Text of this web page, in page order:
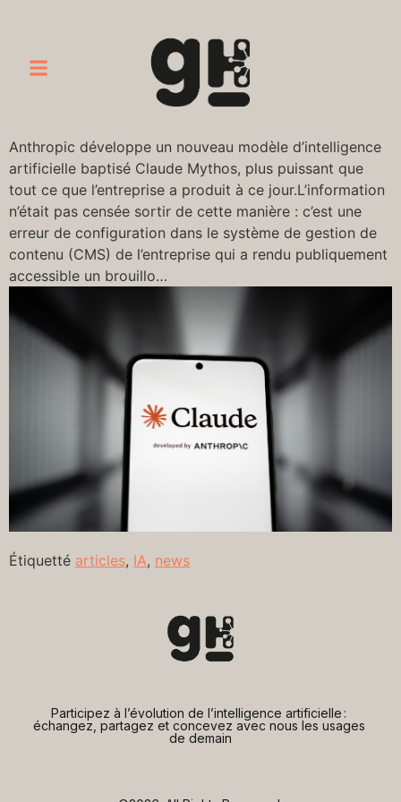
Anthropic développe un nouveau modèle d’intelligence
artificielle baptisé Claude Mythos, plus puissant que
tout ce que l’entreprise a produit à ce jour.L’information
n’était pas censée sortir de cette manière : c’est une
erreur de configuration dans le système de gestion de
contenu (CMS) de l’entreprise qui a rendu publiquement
accessible un brouillo…
Étiquetté articles, IA, news
Participez à l’évolution de l’intelligence artificielle :
échangez, partagez et concevez avec nous les usages
de demain